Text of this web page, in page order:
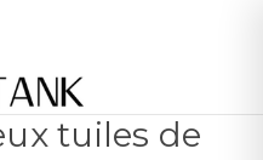
au contenu principal
tuiles de